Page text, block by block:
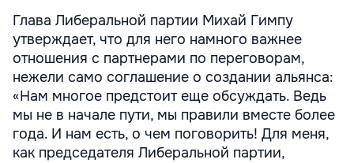
Глава Либеральной партии Михай Гимпу
утверждает, что для него намного важнее
отношения с партнерами по переговорам,
нежели само соглашение о создании альянса:
«Нам многое предстоит еще обсуждать. Ведь
мы не в начале пути, мы правили вместе более
года. И нам есть, о чем поговорить! Для меня,
как председателя Либеральной партии,